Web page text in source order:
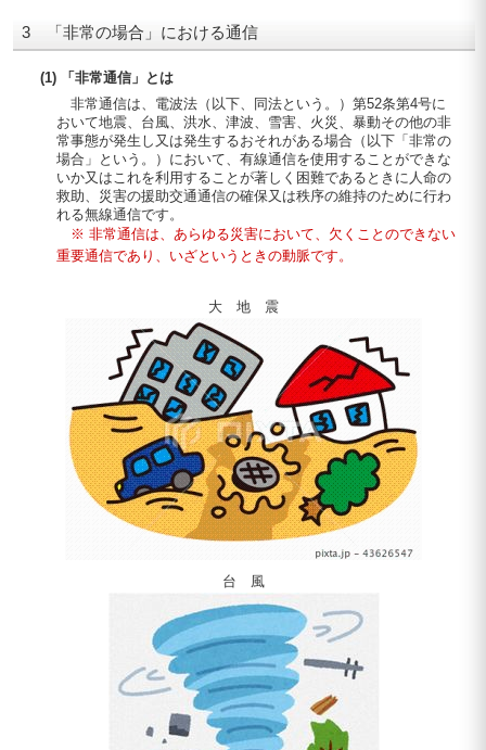
3 「非常の場合」における通信
(1) 「非常通信」とは
非常通信は、電波法（以下、同法という。）第52条第4号に
おいて地震、台風、洪水、津波、雪害、火災、暴動その他の非
常事態が発生し又は発生するおそれがある場合（以下「非常の
場合」という。）において、有線通信を使用することができな
いか又はこれを利用することが著しく困難であるときに人命の
救助、災害の援助交通通信の確保又は秩序の維持のために行わ
れる無線通信です。
※ 非常通信は、あらゆる災害において、欠くことのできない
重要通信であり、いざというときの動脈です。
大 地 震
台 風